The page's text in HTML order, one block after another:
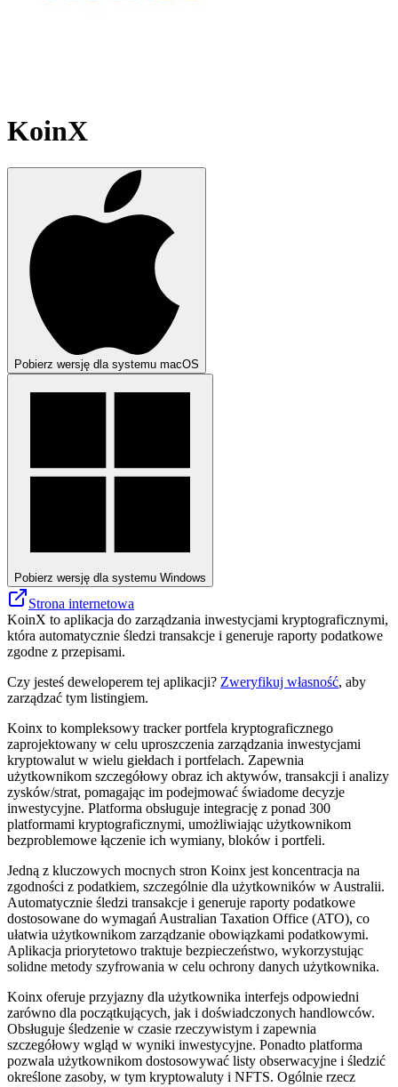
KoinX
Pobierz wersję dla systemu macOS
Pobierz wersję dla systemu Windows
Strona internetowa
KoinX to aplikacja do zarządzania inwestycjami kryptograficznymi,
która automatycznie śledzi transakcje i generuje raporty podatkowe
zgodne z przepisami.
Czy jesteś deweloperem tej aplikacji? Zweryfikuj własność, aby
zarządzać tym listingiem.
Koinx to kompleksowy tracker portfela kryptograficznego
zaprojektowany w celu uproszczenia zarządzania inwestycjami
kryptowalut w wielu giełdach i portfelach. Zapewnia
użytkownikom szczegółowy obraz ich aktywów, transakcji i analizy
zysków/strat, pomagając im podejmować świadome decyzje
inwestycyjne. Platforma obsługuje integrację z ponad 300
platformami kryptograficznymi, umożliwiając użytkownikom
bezproblemowe łączenie ich wymiany, bloków i portfeli.
Jedną z kluczowych mocnych stron Koinx jest koncentracja na
zgodności z podatkiem, szczególnie dla użytkowników w Australii.
Automatycznie śledzi transakcje i generuje raporty podatkowe
dostosowane do wymagań Australian Taxation Office (ATO), co
ułatwia użytkownikom zarządzanie obowiązkami podatkowymi.
Aplikacja priorytetowo traktuje bezpieczeństwo, wykorzystując
solidne metody szyfrowania w celu ochrony danych użytkownika.
Koinx oferuje przyjazny dla użytkownika interfejs odpowiedni
zarówno dla początkujących, jak i doświadczonych handlowców.
Obsługuje śledzenie w czasie rzeczywistym i zapewnia
szczegółowy wgląd w wyniki inwestycyjne. Ponadto platforma
pozwala użytkownikom dostosowywać listy obserwacyjne i śledzić
określone zasoby, w tym kryptowaluty i NFTS. Ogólnie rzecz